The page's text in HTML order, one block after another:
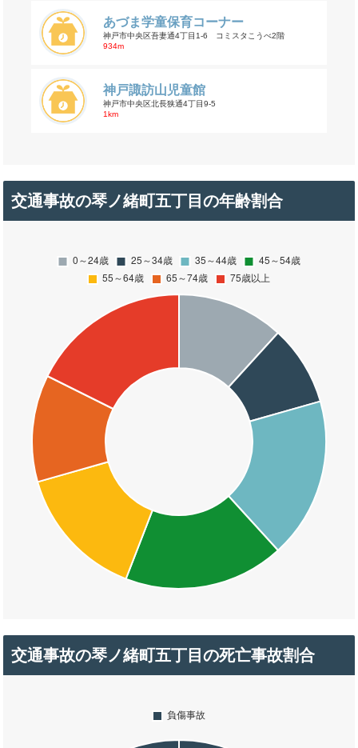
あづま学童保育コーナー
神戸市中央区吾妻通4丁目1-6 コミスタこうべ2階
934m
神戸諏訪山児童館
神戸市中央区北長狭通4丁目9-5
1km
交通事故の琴ノ緒町五丁目の年齢割合
交通事故の琴ノ緒町五丁目の死亡事故割合